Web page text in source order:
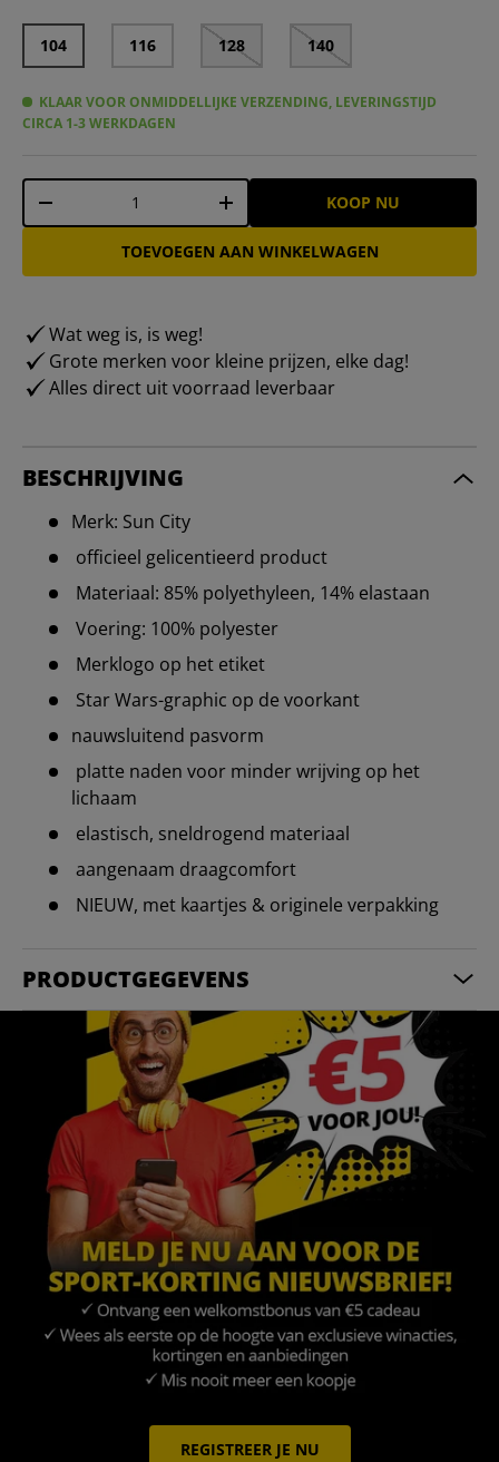
104 116 128 140
KLAAR VOOR ONMIDDELLIJKE VERZENDING, LEVERINGSTIJD
CIRCA 1-3 WERKDAGEN
Aantal
-
+ KOOP NU
TOEVOEGEN AAN WINKELWAGEN
Wat weg is, is weg!
Grote merken voor kleine prijzen, elke dag!
Alles direct uit voorraad leverbaar
BESCHRIJVING
Merk: Sun City
officieel gelicentieerd product
Materiaal: 85% polyethyleen, 14% elastaan
Voering: 100% polyester
Merklogo op het etiket
Star Wars-graphic op de voorkant
nauwsluitend pasvorm
platte naden voor minder wrijving op het
lichaam
elastisch, sneldrogend materiaal
aangenaam draagcomfort
NIEUW, met kaartjes & originele verpakking
PRODUCTGEGEVENS
REGISTREER JE NU